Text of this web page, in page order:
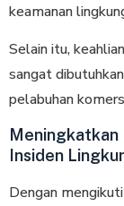
keamanan
Selain itu,
sangat
pelabuhan
Meningkatkan
Insiden
Dengan mengikuti